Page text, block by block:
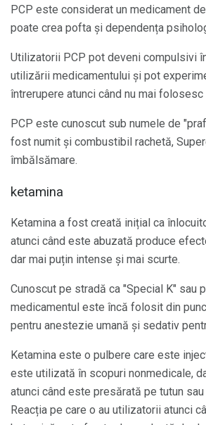
PCP este considerat un medicament
poate crea pofta și dependența
Utilizatorii PCP pot deveni compulsivi
utilizării medicamentului și pot
întrerupere atunci când nu mai
PCP este cunoscut sub numele de
fost numit și combustibil rachetă,
îmbălsămare.
ketamina
Ketamina a fost creată inițial ca
atunci când este abuzată produce
dar mai puțin intense și mai scurte.
Cunoscut pe stradă ca "Special K" sau
medicamentul este încă folosit din
pentru anestezie umană și sedativ
Ketamina este o pulbere care este
este utilizată în scopuri nonmedicale,
atunci când este presărată pe tutun sau
Reacția pe care o au utilizatorii atunci